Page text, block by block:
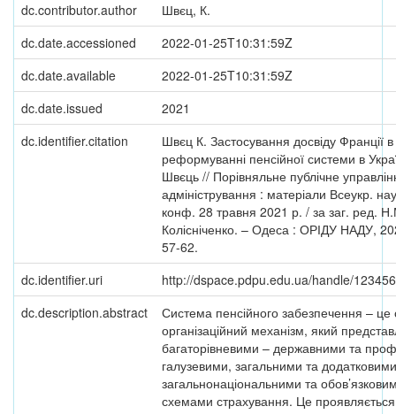
dc.contributor.author
Швєц, К.
dc.date.accessioned
2022-01-25T10:31:59Z
dc.date.available
2022-01-25T10:31:59Z
dc.date.issued
2021
dc.identifier.citation
Швєц К. Застосування досвіду Франції в
реформуванні пенсійної системи в
Швєць // Порівняльне публічне
адміністрування : матеріали Всеукр.
конф. 28 травня 2021 р. / за заг. ред.
Колісніченко. – Одеса : ОРІДУ НАДУ,
57-62.
dc.identifier.uri
http://dspace.pdpu.edu.ua/handle/
dc.description.abstract
Система пенсійного забезпечення – це
організаційний механізм, який
багаторівневими – державними та
галузевими, загальними та
загальнонаціональними та
схемами страхування. Це